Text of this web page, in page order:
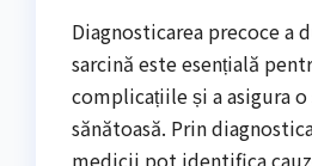
Diagnosticarea precoce a
sarcină este esențială
complicațiile și a asigura o
sănătoasă. Prin
medicii pot identifica